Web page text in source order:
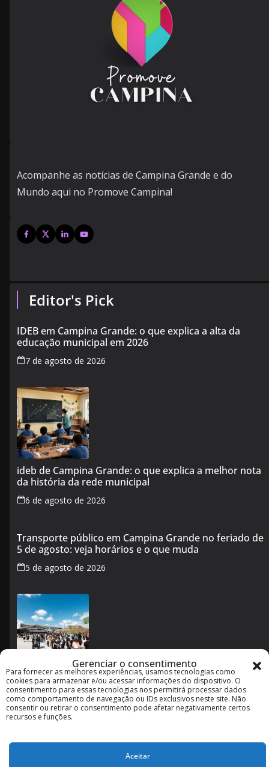
Gerenciar o consentimento
Para fornecer as melhores experiências, usamos tecnologias como
cookies para armazenar e/ou acessar informações do dispositivo. O
consentimento para essas tecnologias nos permitirá processar dados
como comportamento de navegação ou IDs exclusivos neste site. Não
consentir ou retirar o consentimento pode afetar negativamente certos
recursos e funções.
Aceitar
Acompanhe as notícias de Campina Grande e do
Mundo aqui no Promove Campina!
Editor's Pick
IDEB em Campina Grande: o que explica a alta da
educação municipal em 2026
7 de agosto de 2026
ideb de Campina Grande: o que explica a melhor nota
da história da rede municipal
6 de agosto de 2026
Transporte público em Campina Grande no feriado de
5 de agosto: veja horários e o que muda
5 de agosto de 2026
Imagineland 2026 em Campina Grande: como funciona
o evento e o que esperar da programação
3 de agosto de 2026